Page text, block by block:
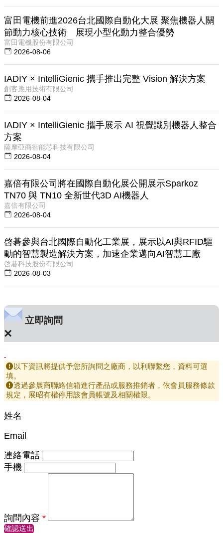
富田電機前進2026台北國際自動化大展 聚焦機器人關
節動力核心技術 展現小型化動力整合優勢
富田電機股份有限公司
2026-08-06
IADIY × IntelliGienic 攜手推出完整 Vision 解決方案
創客應用技術有限公司
2026-08-04
IADIY × IntelliGienic 攜手展示 AI 視覺識別機器人整合
方案
薩摩亞商智能芯科技有限公司
2026-08-04
嘉倍有限公司將在國際自動化展公開展示Sparkoz
TN70 與 TN10 全新世代3D AI機器人
嘉倍有限公司
2026-08-04
啓碁參與台北國際自動化工業展，展示以AI與RFID驅
動的智慧製造解決方案，加速企業邁向AI智慧工廠
啓碁科技股份有限公司
2026-08-03
立即詢問
×
-
以下資訊將提供予您所詢問之廠商，以利聯繫您，資料可選
填。
透過參展商聯絡信箱進行產品或服務推銷者，依會員服務條款
規定，展昭有權停用該會員帳號及相關權限。
姓名
Email
連絡電話
手機
詢問內容 *
確認送出